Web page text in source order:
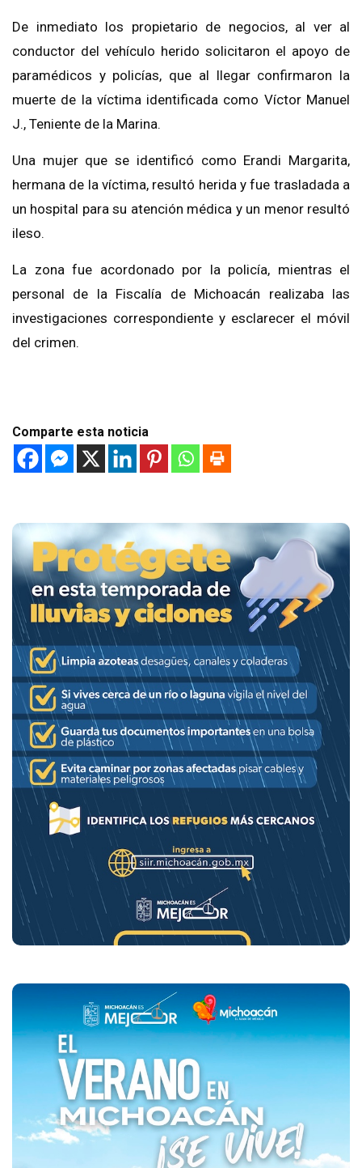
De inmediato los propietario de negocios, al ver al
conductor del vehículo herido solicitaron el apoyo de
paramédicos y policías, que al llegar confirmaron la
muerte de la víctima identificada como Víctor Manuel
J., Teniente de la Marina.
Una mujer que se identificó como Erandi Margarita,
hermana de la víctima, resultó herida y fue trasladada a
un hospital para su atención médica y un menor resultó
ileso.
La zona fue acordonado por la policía, mientras el
personal de la Fiscalía de Michoacán realizaba las
investigaciones correspondiente y esclarecer el móvil
del crimen.
Comparte esta noticia